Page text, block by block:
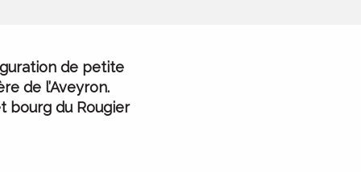
de petite
de l’Aveyron.
bourg du Rougier